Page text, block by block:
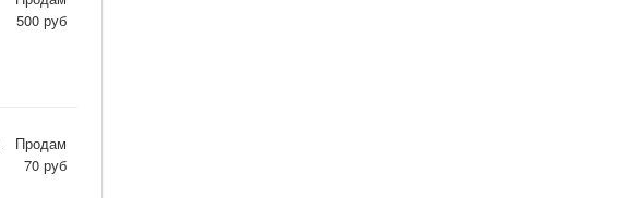
500 руб
Продам
70 руб